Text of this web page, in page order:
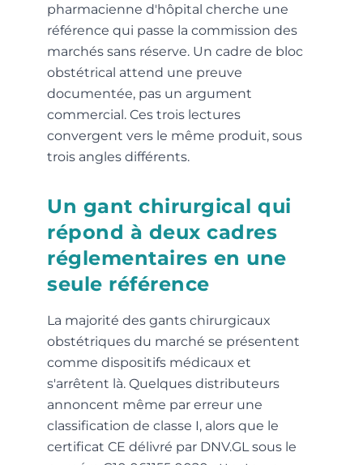
pharmacienne d'hôpital cherche une
référence qui passe la commission des
marchés sans réserve. Un cadre de bloc
obstétrical attend une preuve
documentée, pas un argument
commercial. Ces trois lectures
convergent vers le même produit, sous
trois angles différents.
Un gant chirurgical qui
répond à deux cadres
réglementaires en une
seule référence
La majorité des gants chirurgicaux
obstétriques du marché se présentent
comme dispositifs médicaux et
s'arrêtent là. Quelques distributeurs
annoncent même par erreur une
classification de classe I, alors que le
certificat CE délivré par DNV.GL sous le